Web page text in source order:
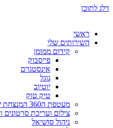
דלג לתוכן
ראשי
השירותים שלי
קידום ממומן
פייסבוק
אינסטגרם
גוגל
יוטיוב
טיק טוק
מעטפת ה360 המנצחת שלנו
צילום ועריכת
ניהול סושיאל